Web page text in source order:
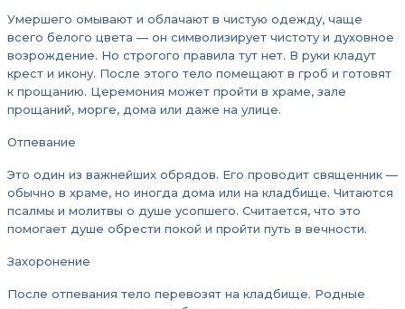
Умершего омывают и облачают в чистую одежду, чаще
всего белого цвета — он символизирует чистоту и духовное
возрождение. Но строгого правила тут нет. В руки кладут
крест и икону. После этого тело помещают в гроб и готовят
к прощанию. Церемония может пройти в храме, зале
прощаний, морге, дома или даже на улице.
Отпевание
Это один из важнейших обрядов. Его проводит священник —
обычно в храме, но иногда дома или на кладбище. Читаются
псалмы и молитвы о душе усопшего. Считается, что это
помогает душе обрести покой и пройти путь в вечности.
Захоронение
После отпевания тело перевозят на кладбище. Родные